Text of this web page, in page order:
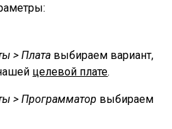
> Плата выбираем вариант,
целевой плате.
> Программатор выбираем